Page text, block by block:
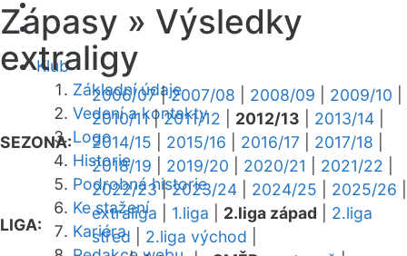
Klub
Základní údaje
Vedení a kontakty
Logo
Historie
Podrobná historie
Ke stažení
Kariéra
Zápasy » Výsledky
extraligy
SEZONA:
2006/07|2007/08 2008/09 2009/10
2010/11|2011/12 2012/13 2013/14
2014/15
2015/16 2016/17 2017/18
2018/19
2019/20 2020/21 2021/22
2022/23|2023/24 2024/25 2025/26
LIGA:
extraliga 1.liga 2.liga západ
2.liga
střed
2.liga východ